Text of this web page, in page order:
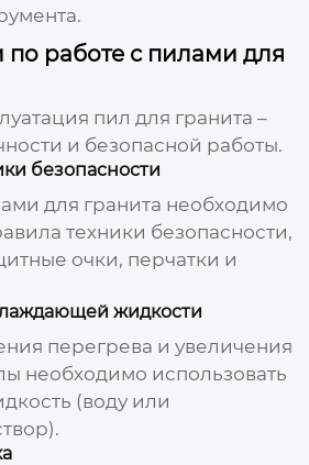
работе с пилами для
пил для гранита –
и безопасной работы.
безопасности
для гранита необходимо
техники безопасности,
очки, перчатки и
жидкости
перегрева и увеличения
необходимо использовать
(воду или